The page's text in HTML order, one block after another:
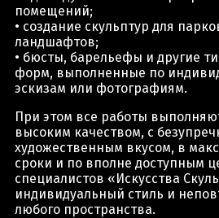
помещений;
• создание скульптур для
ландшафтов;
• бюсты, барельефы и другие
форм, выполненные по
эскизам или фотографиям.
При этом все работы
высоким качеством, с
художественным вкусом, в
сроки и по вполне доступным
специалистов «Искусства
индивидуальный стиль и
любого пространства.